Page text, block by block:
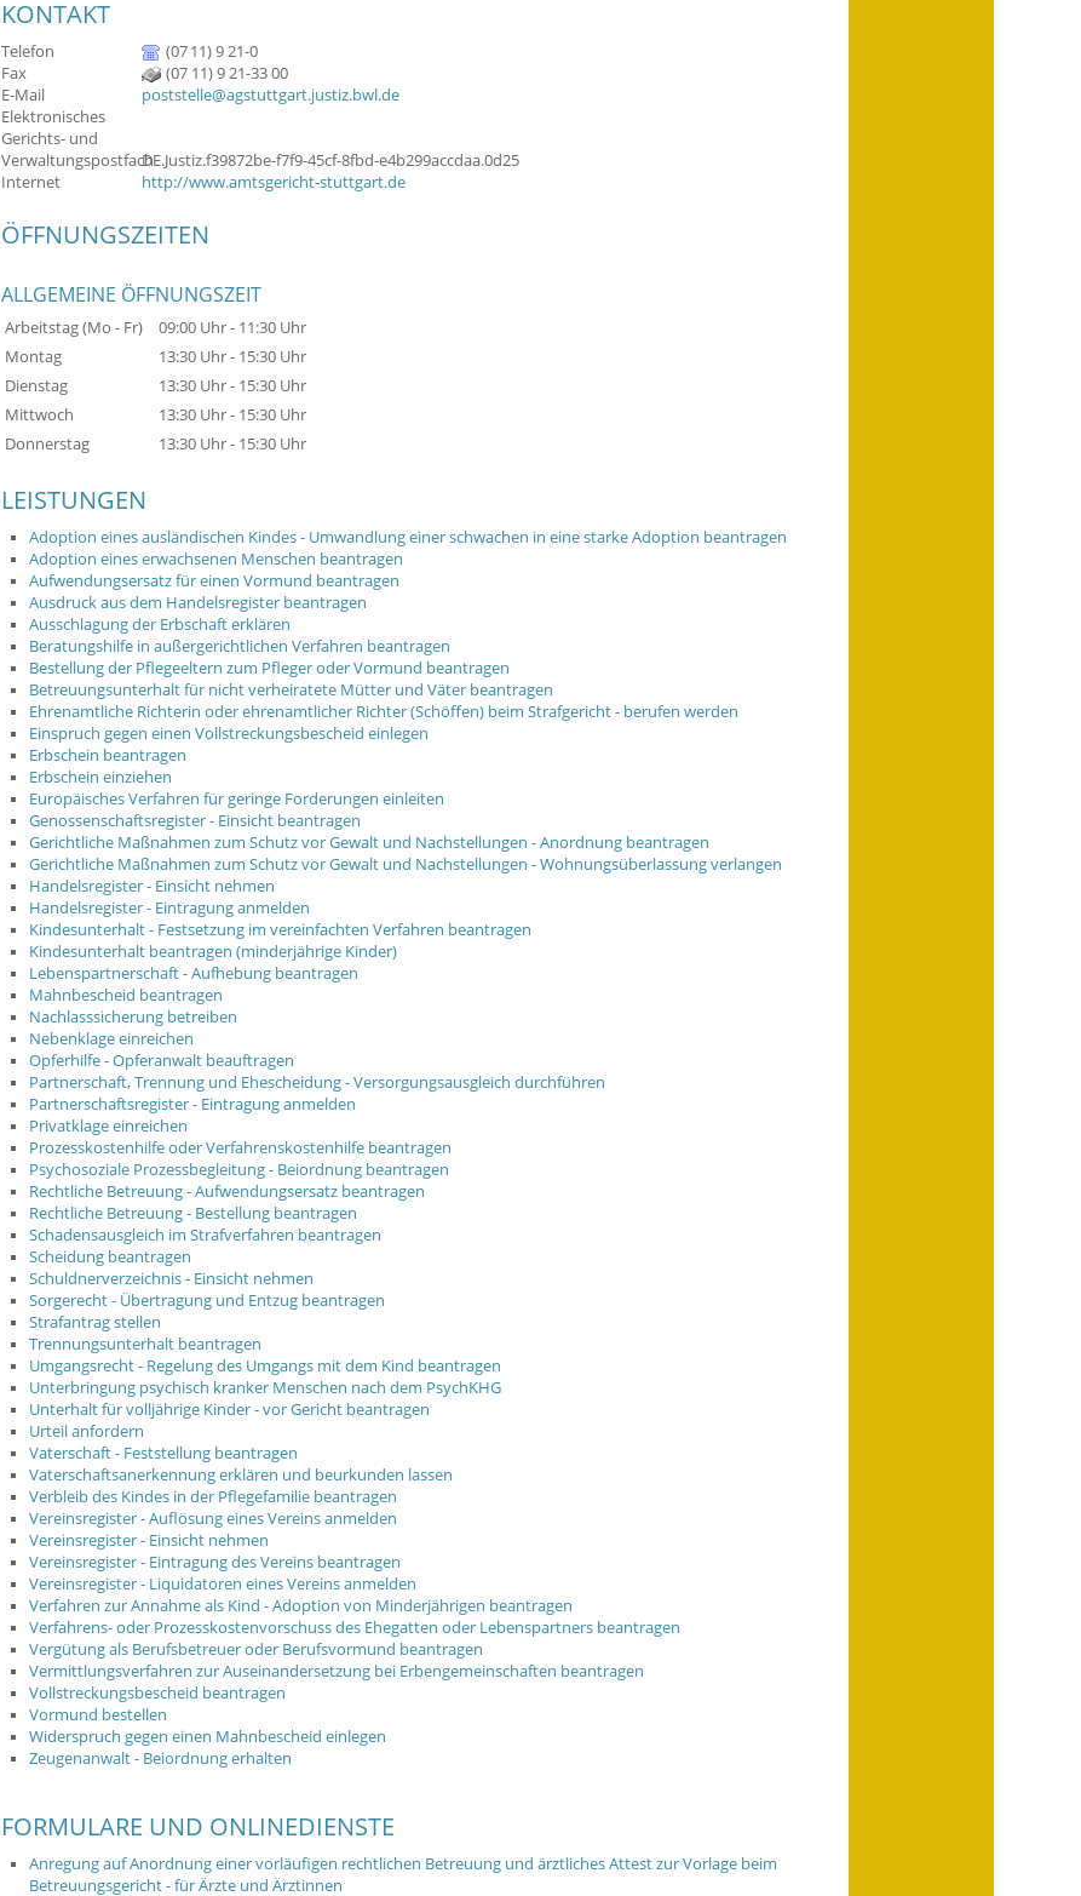
KONTAKT
Telefon (0711) 921-0
Fax
(07 11) 921-3300
E-Mail
poststelle@agstuttgart.justiz.bwl.de
Elektronisches
Gerichts- und
VerwaltungspostfachDE.Justiz.f39872be-f7f9-45cf-8fbd-e4b299accdaa.0d25
Internet
http://www.amtsgericht-stuttgart.de
ÖFFNUNGSZEITEN
ALLGEMEINE ÖFFNUNGSZEIT
Arbeitstag (Mo - Fr) 09:00 Uhr- 11:30 Uhr
Montag
13:30 Uhr- 15:30 Uhr
Dienstag
13:30 Uhr- 15:30 Uhr
Mittwoch
13:30 Uhr- 15:30 Uhr
Donnerstag
13:30 Uhr- 15:30 Uhr
LEISTUNGEN
Adoption eines ausländischen Kindes - Umwandlung einer schwachen in eine starke Adoption beantragen
Adoption eines erwachsenen Menschen beantragen
Aufwendungsersatz für einen Vormund beantragen
Ausdruck aus dem Handelsregister beantragen
Ausschlagung der Erbschaft erklären
Beratungshilfe in außergerichtlichen Verfahren beantragen
Bestellung der Pflegeeltern zum Pfleger oder Vormund beantragen
Betreuungsunterhalt für nicht verheiratete Mütter und Väter beantragen
Ehrenamtliche Richterin oder ehrenamtlicher Richter (Schöffen) beim Strafgericht - berufen werden
Einspruch gegen einen Vollstreckungsbescheid einlegen
Erbschein beantragen
Erbschein einziehen
Europäisches Verfahren für geringe Forderungen einleiten
Genossenschaftsregister - Einsicht beantragen
Gerichtliche Maßnahmen zum Schutz vor Gewalt und Nachstellungen - Anordnung beantragen
Gerichtliche Maßnahmen zum Schutz vor Gewalt und Nachstellungen - Wohnungsüberlassung verlangen
Handelsregister - Einsicht nehmen
Handelsregister - Eintragung anmelden
Kindesunterhalt - Festsetzung im vereinfachten Verfahren beantragen
Kindesunterhalt beantragen (minderjährige Kinder)
Lebenspartnerschaft - Aufhebung beantragen
Mahnbescheid beantragen
Nachlasssicherung betreiben
Nebenklage einreichen
Opferhilfe - Opferanwalt beauftragen
Partnerschaft, Trennung und Ehescheidung - Versorgungsausgleich durchführen
Partnerschaftsregister - Eintragung anmelden
Privatklage einreichen
Prozesskostenhilfe oder Verfahrenskostenhilfe beantragen
Psychosoziale Prozessbegleitung - Beiordnung beantragen
Rechtliche Betreuung - Aufwendungsersatz beantragen
Rechtliche Betreuung - Bestellung beantragen
Schadensausgleich im Strafverfahren beantragen
Scheidung beantragen
Schuldnerverzeichnis - Einsicht nehmen
Sorgerecht - Übertragung und Entzug beantragen
Strafantrag stellen
Trennungsunterhalt beantragen
Umgangsrecht - Regelung des Umgangs mit dem Kind beantragen
Unterbringung psychisch kranker Menschen nach dem PsychKHG
Unterhalt für volljährige Kinder - vor Gericht beantragen
Urteil anfordern
Vaterschaft - Feststellung beantragen
Vaterschaftsanerkennung erklären und beurkunden lassen
Verbleib des Kindes in der Pflegefamilie beantragen
Vereinsregister - Auflösung eines Vereins anmelden
Vereinsregister - Einsicht nehmen
Vereinsregister - Eintragung des Vereins beantragen
Vereinsregister - Liquidatoren eines Vereins anmelden
Verfahren zur Annahme als Kind - Adoption von Minderjährigen beantragen
Verfahrens- oder Prozesskostenvorschuss des Ehegatten oder Lebenspartners beantragen
Vergütung als Berufsbetreuer oder Berufsvormund beantragen
Vermittlungsverfahren zur Auseinandersetzung bei Erbengemeinschaften beantragen
Vollstreckungsbescheid beantragen
Vormund bestellen
Widerspruch gegen einen Mahnbescheid einlegen
Zeugenanwalt - Beiordnung erhalten
FORMULARE UND ONLINEDIENSTE
Anregung auf Anordnung einer vorläufigen rechtlichen Betreuung und ärztliches Attest zur Vorlage beim
Betreuungsgericht - für Ärzte und Ärztinnen